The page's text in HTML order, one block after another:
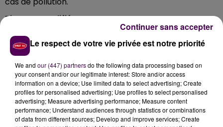
Risques amplifiés
"Les autorités compétentes ont exigé, il y a plus de
dix ans déjà, que les élus du Mans engagent le
chantier de construction d'une nouvelle réserve
d'eau brute, pour assurer l'alimentation au robinet
en cas de pépin. Ça n'a jamais été fait. Et là, alors
que l'arrivée d'Ikea ne fait qu'amplifier les risques
d'écoulements d'hydrocarbures par exemple dans la
rivière, voire dans les nappes phréatiques du terrain,
Le respect de votre vie privée est notre priorité
We and our (447) partnersdo the following data processing based on
your consent and/or our legitimate interest: Store and/or access
information on a device; Use limited data to select advertising; Create
profiles for personalised advertising; Use profiles to select personalised
advertising; Measure advertising performance; Measure content
performance; Understand audiences through statistics or combinations
of data from different sources; Develop and improve services; Create
Continuer sans accepter